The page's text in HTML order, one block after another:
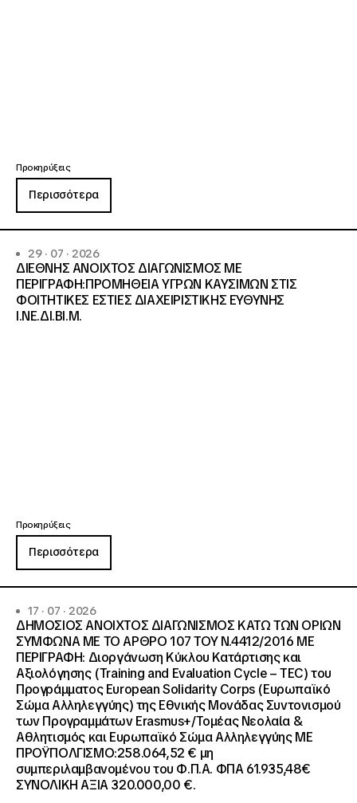
Προκηρύξεις
Περισσότερα
29 · 07 · 2026
ΔΙΕΘΝΗΣ ΑΝΟΙΧΤΟΣ ΔΙΑΓΩΝΙΣΜΟΣ ΜΕ
ΠΕΡΙΓΡΑΦΗ:ΠΡΟΜΗΘΕΙΑ ΥΓΡΩΝ ΚΑΥΣΙΜΩΝ ΣΤΙΣ
ΦΟΙΤΗΤΙΚΕΣ ΕΣΤΙΕΣ ΔΙΑΧΕΙΡΙΣΤΙΚΗΣ ΕΥΘΥΝΗΣ
Ι.ΝΕ.ΔΙ.ΒΙ.Μ.
Προκηρύξεις
Περισσότερα
17 · 07 · 2026
ΔΗΜΟΣΙΟΣ ΑΝΟΙΧΤΟΣ ΔΙΑΓΩΝΙΣΜΟΣ ΚΑΤΩ ΤΩΝ ΟΡΙΩΝ
ΣΥΜΦΩΝΑ ΜΕ ΤΟ ΑΡΘΡΟ 107 ΤΟΥ Ν.4412/2016 ΜΕ
ΠΕΡΙΓΡΑΦΗ: Διοργάνωση Κύκλου Κατάρτισης και
Αξιολόγησης (Training and Evaluation Cycle – TEC) του
Προγράμματος European Solidarity Corps (Ευρωπαϊκό
Σώμα Αλληλεγγύης) της Εθνικής Μονάδας Συντονισμού
των Προγραμμάτων Erasmus+/Τομέας Νεολαία &
Αθλητισμός και Ευρωπαϊκό Σώμα Αλληλεγγύης ΜΕ
ΠΡΟΫΠΟΛΓΙΣΜΟ:258.064,52 € μη
συμπεριλαμβανομένου του Φ.Π.Α. ΦΠΑ 61.935,48€
ΣΥΝΟΛΙΚΗ ΑΞΙΑ 320.000,00 €.